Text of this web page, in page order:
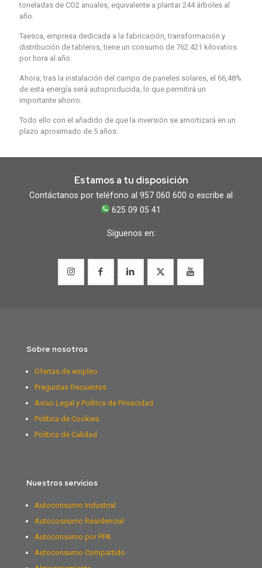
toneladas de CO2 anuales, equivalente a plantar 244 árboles al
año.
Taesca, empresa dedicada a la fabricación, transformación y
distribución de tableros, tiene un consumo de 762.421 kilovatios
por hora al año.
Ahora, tras la instalación del campo de paneles solares, el 66,48%
de esta energía será autoproducida, lo que permitirá un
importante ahorro.
Todo ello con el añadido de que la inversión se amortizará en un
plazo aproximado de 5 años.
Estamos a tu disposición
Contáctanos por teléfono al 957 060 600 o escribe al
625 09 05 41
Síguenos en:
Sobre nosotros
Ofertas de empleo
Preguntas frecuentes
Aviso Legal y Política de Privacidad
Política de Cookies
Política de Calidad
Nuestros servicios
Autoconsumo Industrial
Autocosnumo Residencial
Autoconsumo por PPA
Autoconsumo Compartido